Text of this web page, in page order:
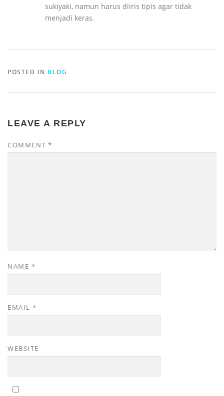
sukiyaki, namun harus diiris tipis agar tidak
menjadi keras.
POSTED IN BLOG
LEAVE A REPLY
COMMENT *
NAME *
EMAIL *
WEBSITE